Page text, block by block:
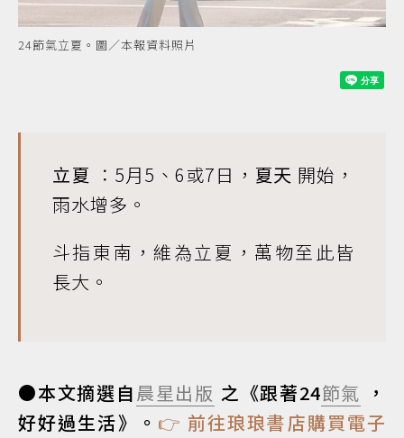
24節氣立夏。圖／本報資料照片
立夏 ：5月5、6或7日， 夏天 開始，
雨水增多。
斗指東南，維為立夏，萬物至此皆
長大。
●本文摘選自晨星出版 之《跟著24節氣 ，
好好過生活》。 👉 前往琅琅書店購買電子